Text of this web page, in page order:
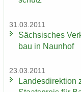
31.03.2011
Säch­si­sches
bau in Naun­hof
23.03.2011
Lan­des­di­rek­ti­on